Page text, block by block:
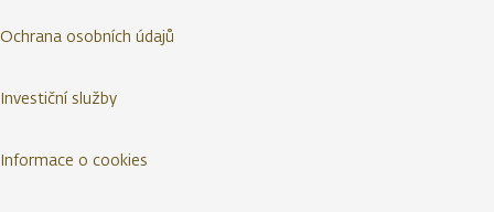
Ochrana osobních údajů
Investiční služby
Informace o cookies